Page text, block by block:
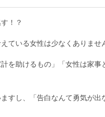
！？
ている女性は少なくありませ
を助けるもの」「女性は家事
すし、「告白なんて勇気が出